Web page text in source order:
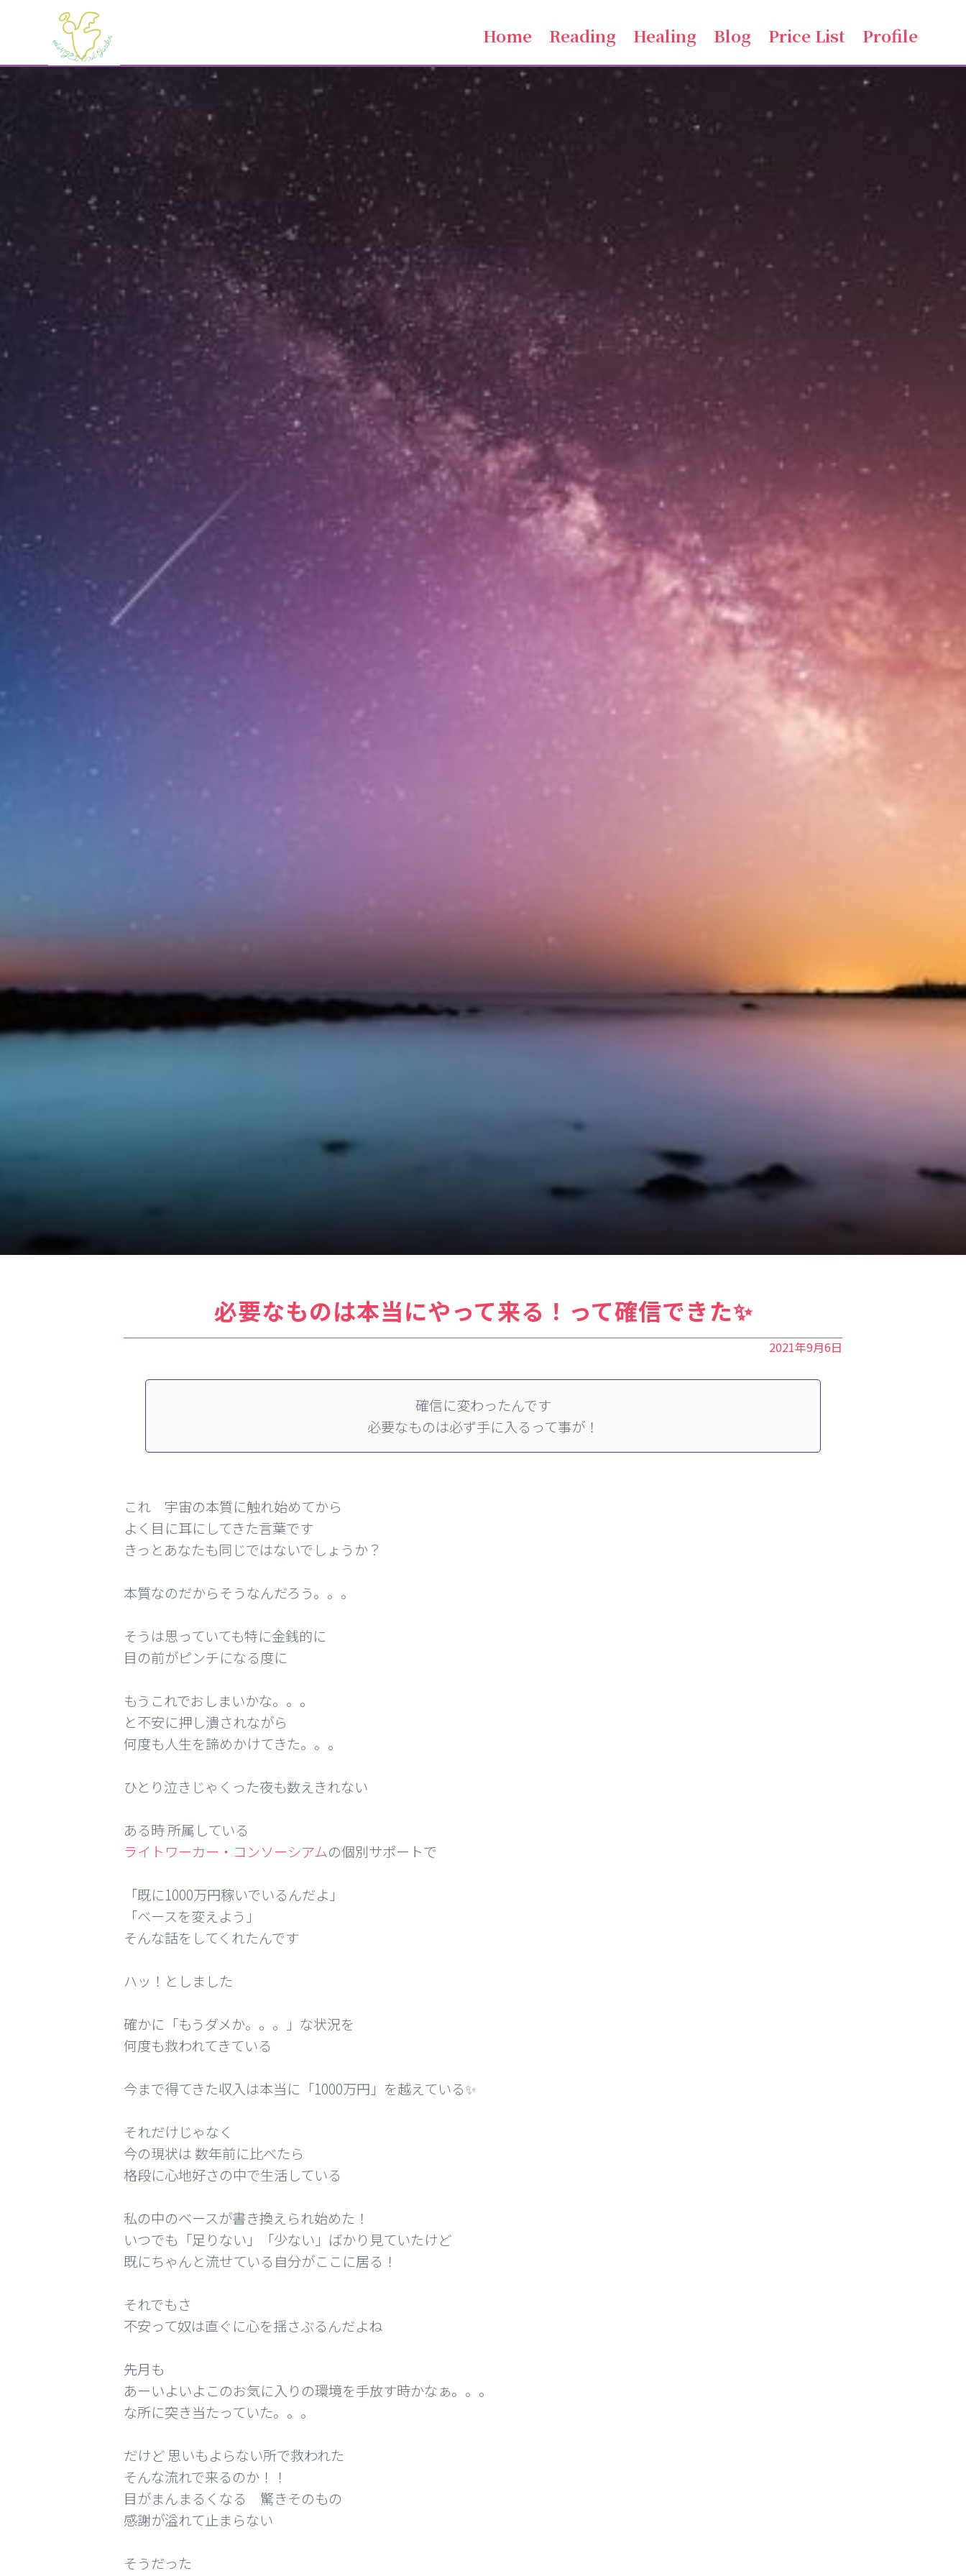
Home Reading Healing Blog Price List Profile
必要なものは本当にやって来る！って確信できた✨
2021年9月6日
確信に変わったんです
必要なものは必ず手に入るって事が！
これ 宇宙の本質に触れ始めてから
よく目に耳にしてきた言葉です
きっとあなたも同じではないでしょうか？
本質なのだからそうなんだろう。。。
そうは思っていても特に金銭的に
目の前がピンチになる度に
もうこれでおしまいかな。。。
と不安に押し潰されながら
何度も人生を諦めかけてきた。。。
ひとり泣きじゃくった夜も数えきれない
ある時 所属している
ライトワーカー・コンソーシアムの個別サポートで
「既に1000万円稼いでいるんだよ」
「ベースを変えよう」
そんな話をしてくれたんです
ハッ！としました
確かに「もうダメか。。。」な状況を
何度も救われてきている
今まで得てきた収入は本当に「1000万円」を越えている✨
それだけじゃなく
今の現状は 数年前に比べたら
格段に心地好さの中で生活している
私の中のベースが書き換えられ始めた！
いつでも「足りない」「少ない」ばかり見ていたけど
既にちゃんと流せている自分がここに居る！
それでもさ
不安って奴は直ぐに心を揺さぶるんだよね
先月も
あーいよいよこのお気に入りの環境を手放す時かなぁ。。。
な所に突き当たっていた。。。
だけど 思いもよらない所で救われた
そんな流れで来るのか！！
目がまんまるくなる 驚きそのもの
感謝が溢れて止まらない
そうだった